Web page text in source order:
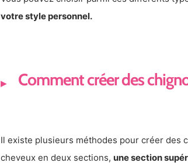
votre style personnel.
Comment créer des
Il existe plusieurs méthodes pour créer des
cheveux en deux sections, une section